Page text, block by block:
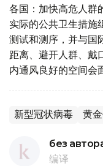
各国：加快高危人群
实际的公共卫生措施
测试和测序，并与国
距离、避开人群、戴
内通风良好的空间会
新型冠状病毒 黄
без
编译